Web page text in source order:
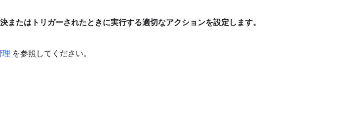
またはトリガーされたときに実行する適切なアクションを設定します。
理 を参照してください。